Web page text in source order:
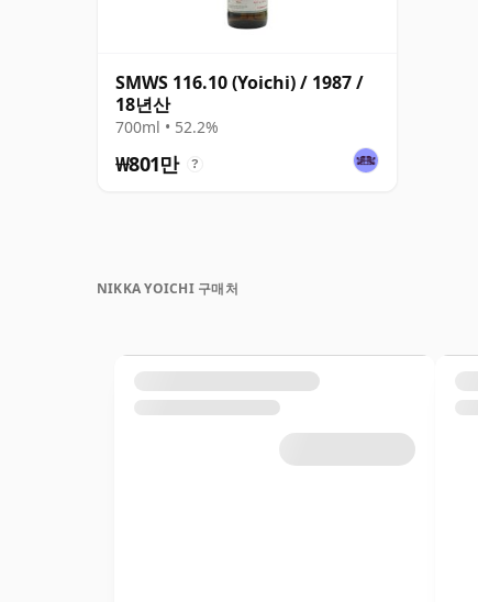
SMWS 116.10 (Yoichi) / 1987 /
18년산
700ml • 52.2%
₩801만 ?
NIKKA YOICHI 구매처